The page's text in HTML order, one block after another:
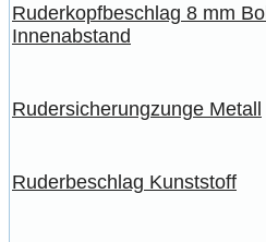
Ruderkopfbeschlag 8 mm
Innenabstand
Rudersicherungzunge Metall
Ruderbeschlag Kunststoff